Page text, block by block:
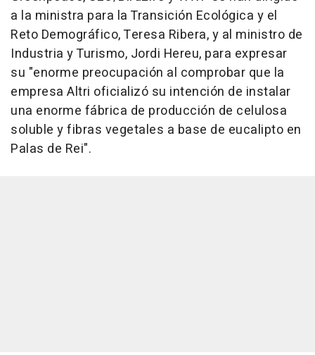
a la ministra para la Transición Ecológica y el
Reto Demográfico, Teresa Ribera, y al ministro de
Industria y Turismo, Jordi Hereu, para expresar
su "enorme preocupación al comprobar que la
empresa Altri oficializó su intención de instalar
una enorme fábrica de producción de celulosa
soluble y fibras vegetales a base de eucalipto en
Palas de Rei".